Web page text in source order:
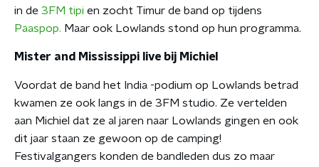
in de 3FM tipi en zocht Timur de band op tijdens
Paaspop. Maar ook Lowlands stond op hun programma.
Mister and Mississippi live bij Michiel
Voordat de band het India -podium op Lowlands betrad
kwamen ze ook langs in de 3FM studio. Ze vertelden
aan Michiel dat ze al jaren naar Lowlands gingen en ook
dit jaar staan ze gewoon op de camping!
Festivalgangers konden de bandleden dus zo maar